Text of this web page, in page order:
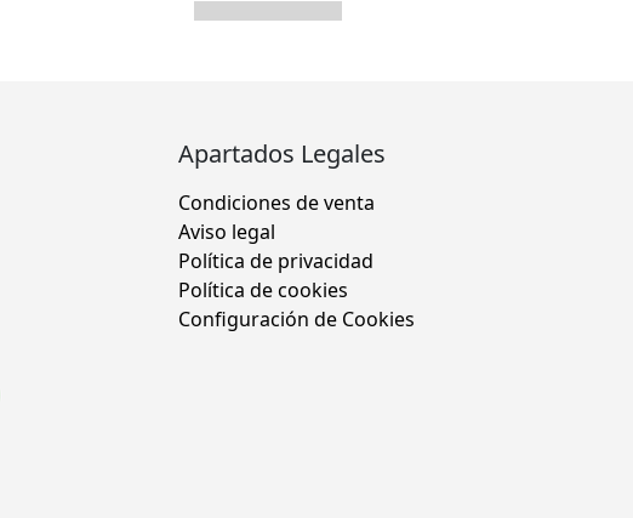
Apartados Legales
Condiciones de venta
Aviso legal
Política de privacidad
Política de cookies
Configuración de Cookies